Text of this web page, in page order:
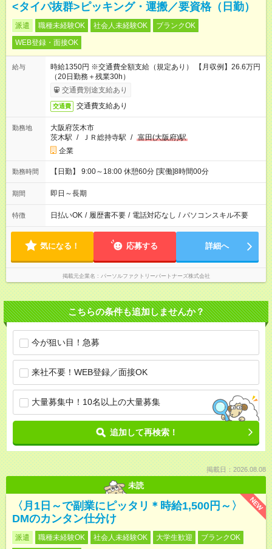
<タイパ抜群>ピッキング・運搬／要資格（日勤）
派遣 職種未経験OK 社会人未経験OK
ブランクOK
WEB登録・面接OK
給与
時給1350円 ※交通費全額支給（規定あり） 【月収例】26.6万円
（20日勤務＋残業30h）
交通費別途支給あり
交通費 交通費支給あり
勤務地
大阪府茨木市
茨木駅 / ＪＲ総持寺駅 / 富田(大阪府)駅
企業
勤務時間 【日勤】 9:00～18:00 休憩60分 [実働]8時間00分
期間 即日～長期
特徴 日払いOK / 履歴書不要 / 電話対応なし / パソコンスキル不要
気になる！ 応募する 詳細へ
掲載元企業名 パーソルファクトリーパートナーズ株式会社
こちらの条件も追加しませんか？
今が狙い目！急募
来社不要！WEB登録／面接OK
大量募集中！10名以上の大量募集
追加して再検索！
掲載日：2026.08.08
未読
NEW
〈月1日～で副業にピッタリ＊時給1,500円～〉
DMのカンタン仕分け
派遣 職種未経験OK 社会人未経験OK 大学生歓迎 ブランクOK